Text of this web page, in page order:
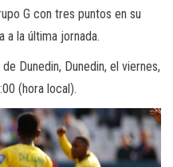
G con tres puntos en su
a la última jornada.
Dunedin, Dunedin, el viernes,
(hora local).